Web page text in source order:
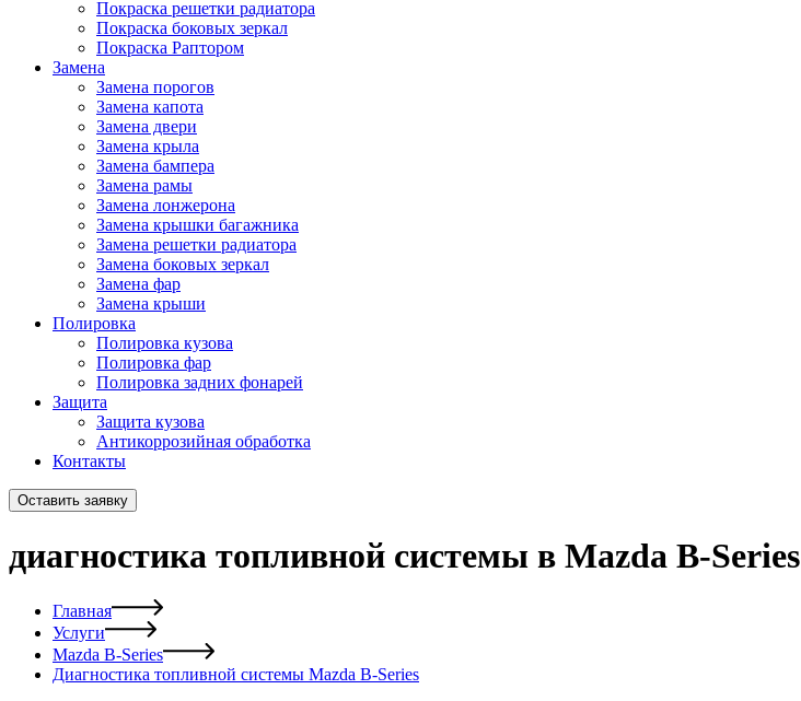
Покраска решетки радиатора
Покраска боковых зеркал
Покраска Раптором
Замена
Замена порогов
Замена капота
Замена двери
Замена крыла
Замена бампера
Замена рамы
Замена лонжерона
Замена крышки багажника
Замена решетки радиатора
Замена боковых зеркал
Замена фар
Замена крыши
Полировка
Полировка кузова
Полировка фар
Полировка задних фонарей
Защита
Защита кузова
Антикоррозийная обработка
Контакты
Оставить заявку
диагностика топливной системы в Mazda B-Series
Главная
Услуги
Mazda B-Series
Диагностика топливной системы Mazda B-Series